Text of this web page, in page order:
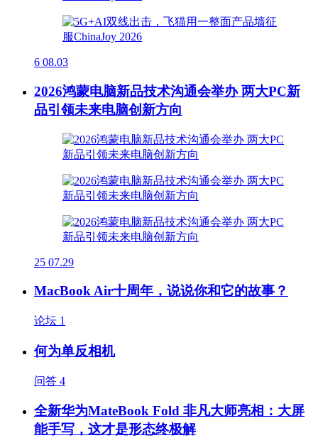
6 08.03
2026鸿蒙电脑新品技术沟通会举办 两大PC新
品引领未来电脑创新方向
25 07.29
MacBook Air十周年，说说你和它的故事？
论坛 1
何为单反相机
问答 4
全新华为MateBook Fold 非凡大师亮相：大屏
能手写，这才是形态终极解